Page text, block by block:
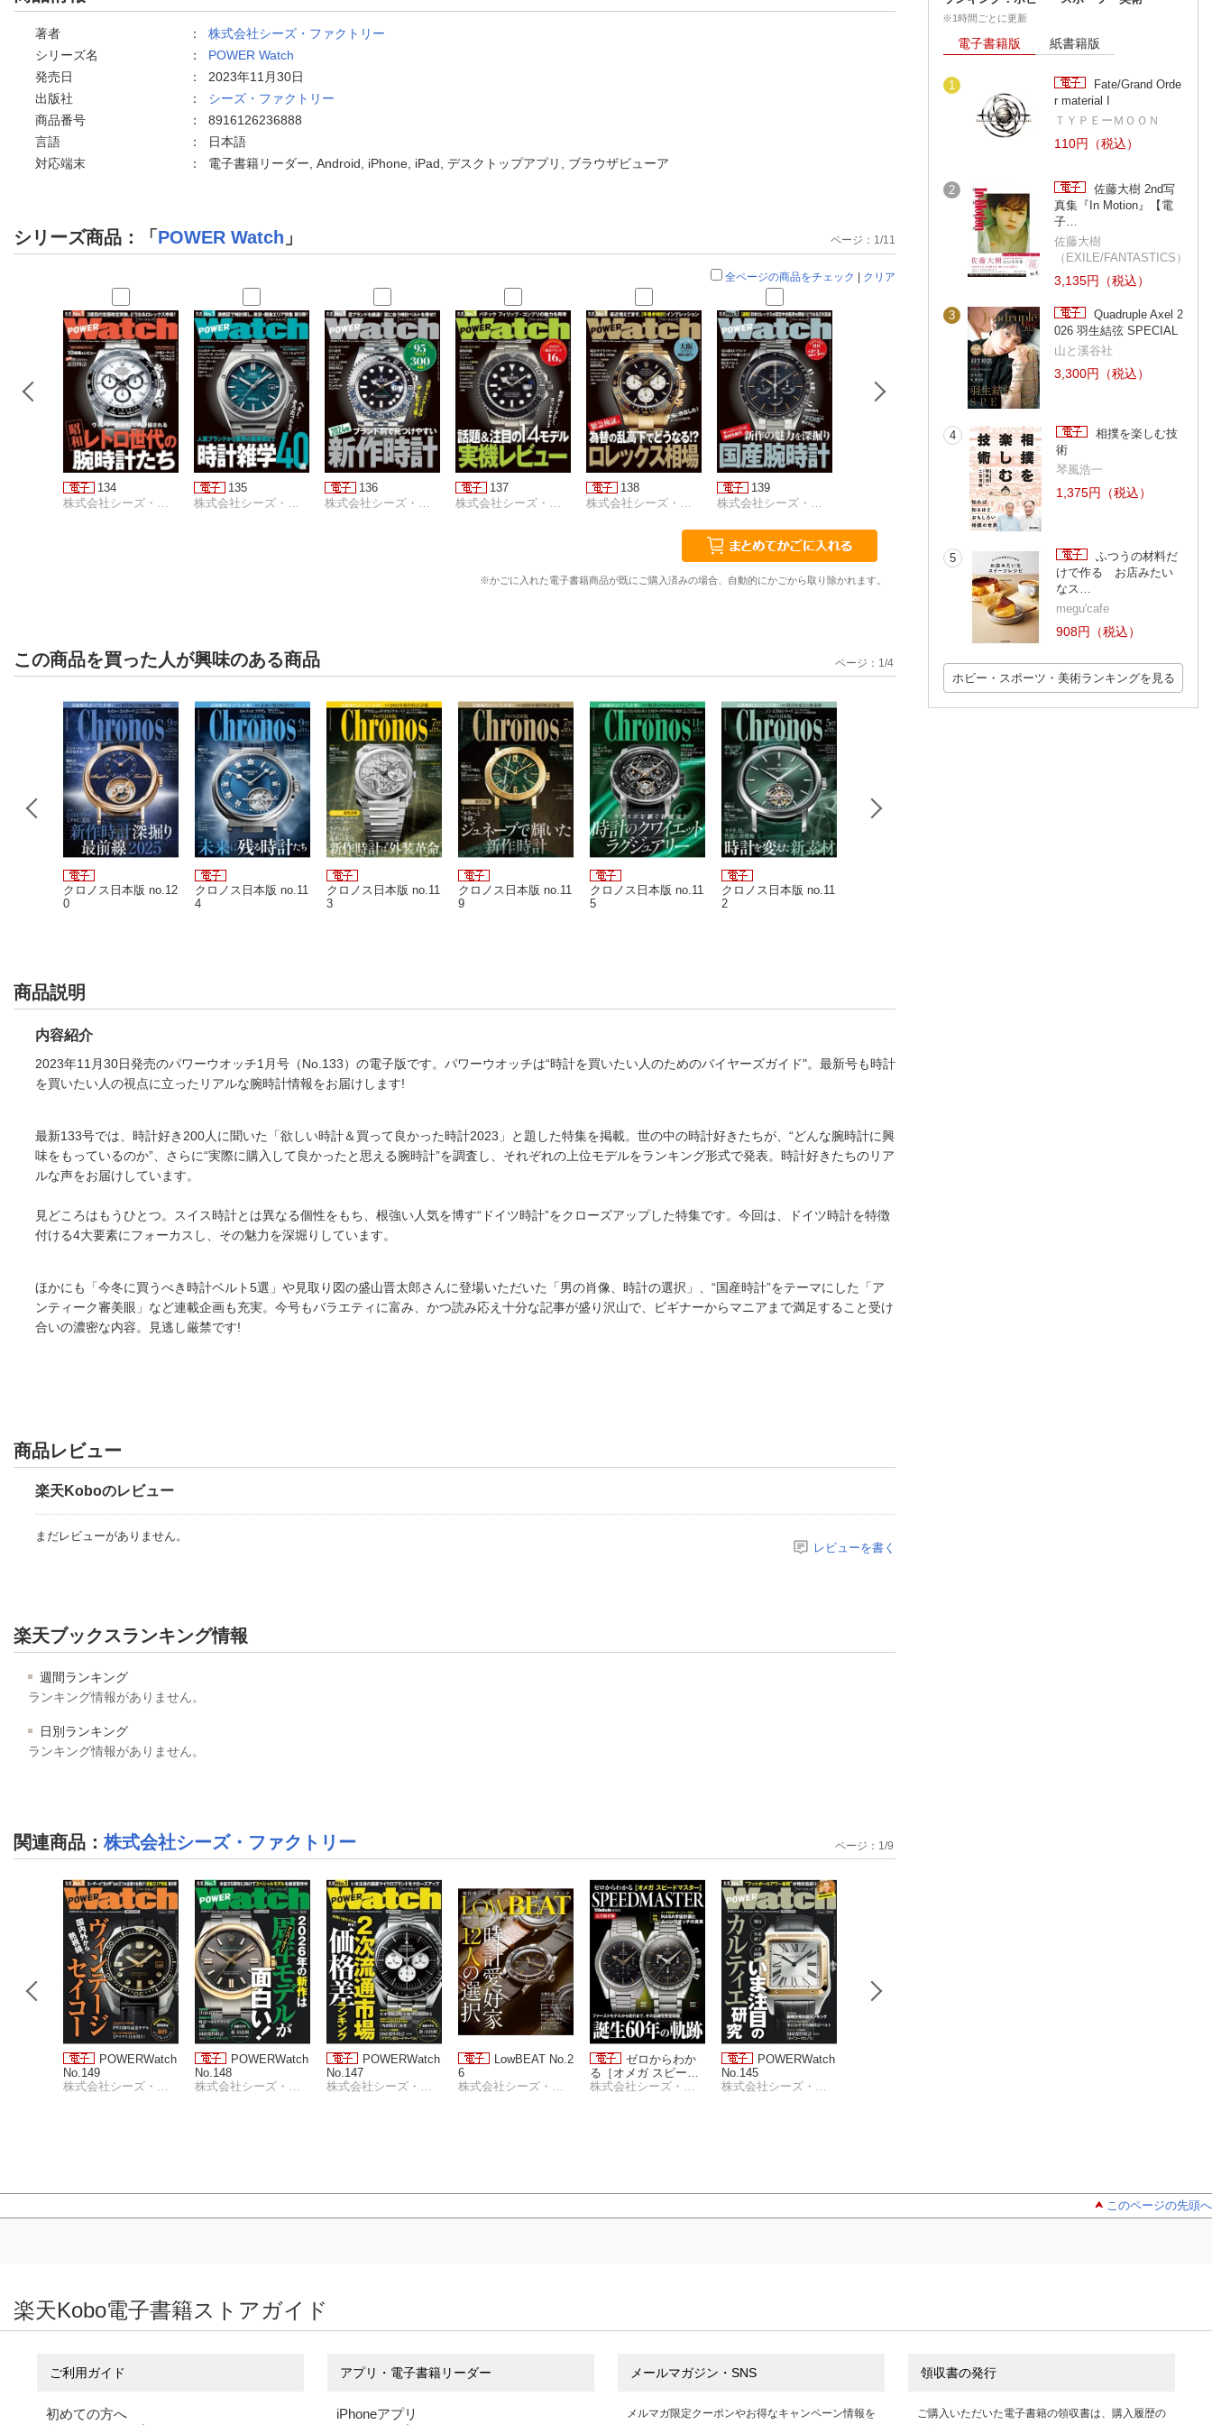
著者 ： 株式会社シーズ・ファクトリー
シリーズ名
： POWER Watch
発売日
： 2023年11月30日
出版社
： シーズ・ファクトリー
商品番号
： 8916126236888
言語
：
日本語
対応端末
： 電子書籍リーダー, Android, iPhone, iPad, デスクトップアプリ, ブラウザビューア
シリーズ商品：「POWER Watch 」 ページ：1/11
全ページの商品をチェック | クリア
134
135
136
137
138
139
141
株式会社シーズ・ファクトリー
※かごに入れた電子書籍商品が既にご購入済みの場合、自動的にかごから取り除かれます。
この商品を買った人が興味のある商品
クロノス日本版 no.12
0
クロノス日本版 no.11
4
クロノス日本版 no.11
3
クロノス日本版 no.11
9
クロノス日本版 no.11
5
クロノス日本版 no.11
2
ページ： 1 /4
商品説明
内容紹介
2023年11月30日発売のパワーウオッチ1月号（No.133）の電子版です。パワーウオッチは“時計を買いたい人のためのバイヤーズガイド"。最新号も時計
を買いたい人の視点に立ったリアルな腕時計情報をお届けします!
最新133号では、時計好き200人に聞いた「欲しい時計＆買って良かった時計2023」と題した特集を掲載。世の中の時計好きたちが、“どんな腕時計に興
味をもっているのか”、さらに“実際に購入して良かったと思える腕時計”を調査し、それぞれの上位モデルをランキング形式で発表。時計好きたちのリア
ルな声をお届けしています。
見どころはもうひとつ。スイス時計とは異なる個性をもち、根強い人気を博す“ドイツ時計”をクローズアップした特集です。今回は、ドイツ時計を特徴
付ける4大要素にフォーカスし、その魅力を深堀りしています。
ほかにも「今冬に買うべき時計ベルト5選」や見取り図の盛山晋太郎さんに登場いただいた「男の肖像、時計の選択」、“国産時計”をテーマにした「ア
ンティーク審美眼」など連載企画も充実。今号もバラエティに富み、かつ読み応え十分な記事が盛り沢山で、ビギナーからマニアまで満足すること受け
合いの濃密な内容。見逃し厳禁です!
商品レビュー
楽天Koboのレビュー
まだレビューがありません。
レビューを書く
楽天ブックスランキング情報
週間ランキング
ランキング情報がありません。
日別ランキング
ランキング情報がありません。
関連商品 ： 株式会社シーズ・ファクトリー
POWERWatch
No.149
POWERWatch
No.148
POWERWatch
No.147
LowBEAT No.2
6
ゼロからわか
る［オメガ スピード
マスター］SPEEDM
POWERWatch
No.145
ページ： 1 /9
※1時間ごとに更新
電子書籍版 紙書籍版
1
Fate/Grand Orde
r material I
ＴＹＰＥーＭＯＯＮ
110円（税込）
2
佐藤大樹 2nd写
真集『In Motion』【電
子…
佐藤大樹
（EXILE/FANTASTICS）
3,135円（税込）
3
Quadruple Axel 2
026 羽生結弦 SPECIAL
山と溪谷社
3,300円（税込）
4
相撲を楽しむ技
術
琴風浩一
1,375円（税込）
5
ふつうの材料だ
けで作る お店みたい
なス…
megu'cafe
908円（税込）
ホビー・スポーツ・美術ランキングを見る
このページの先頭へ
楽天Kobo電子書籍ストアガイド
ご利用ガイド
初めての方へ
アプリ・電子書籍リーダー
iPhoneアプリ
メールマガジン・SNS
メルマガ限定クーポンやお得なキャンペーン情報を
領収書の発行
ご購入いただいた電子書籍の領収書は、購入履歴の